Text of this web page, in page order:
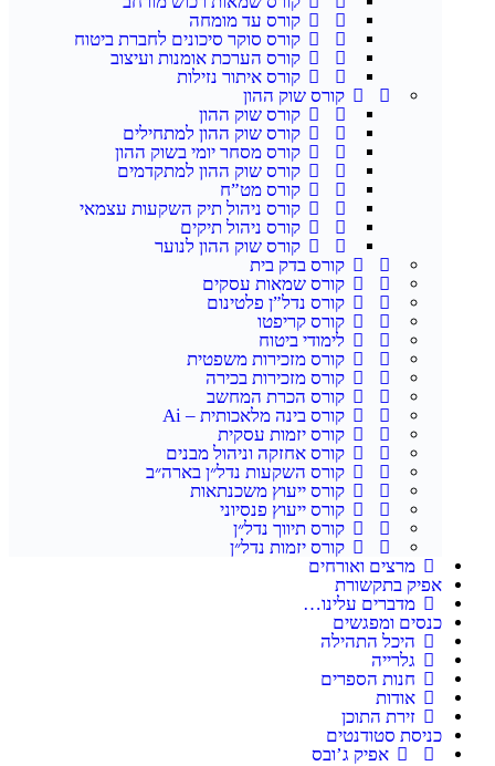
קורס עד מומחה
קורס סוקר סיכונים לחברת ביטוח
קורס הערכת אומנות ועיצוב
קורס איתור נזילות
קורס שוק ההון
קורס שוק ההון
קורס שוק ההון למתחילים
קורס מסחר יומי בשוק ההון
קורס שוק ההון למתקדמים
קורס מט”ח
קורס ניהול תיק השקעות עצמאי
קורס ניהול תיקים
קורס שוק ההון לנוער
קורס בדק בית
קורס שמאות עסקים
קורס נדל”ן פלטינום
קורס קריפטו
לימודי ביטוח
קורס מזכירות משפטית
קורס מזכירות בכירה
קורס הכרת המחשב
קורס בינה מלאכותית – Ai
קורס יזמות עסקית
קורס אחזקה וניהול מבנים
קורס השקעות נדל״ן בארה״ב
קורס ייעוץ משכנתאות
קורס ייעוץ פנסיוני
קורס תיווך נדל״ן
קורס יזמות נדל״ן
מרצים ואורחים
בתקשורת
מדברים עלינו…
ומפגשים
היכל התהילה
גלרייה
חנות הספרים
אודות
זירת התוכן
סטודנטים
אפיק ג’ובס